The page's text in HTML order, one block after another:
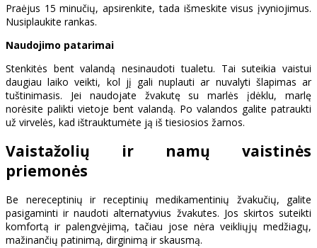
Praėjus 15 minučių, apsirenkite, tada išmeskite visus įvyniojimus.
Nusiplaukite rankas.
Naudojimo patarimai
Stenkitės bent valandą nesinaudoti tualetu. Tai suteikia vaistui
daugiau laiko veikti, kol jį gali nuplauti ar nuvalyti šlapimas ar
tuštinimasis. Jei naudojate žvakutę su marlės įdėklu, marlę
norėsite palikti vietoje bent valandą. Po valandos galite patraukti
už virvelės, kad ištrauktumėte ją iš tiesiosios žarnos.
Vaistažolių ir namų vaistinės
priemonės
Be nereceptinių ir receptinių medikamentinių žvakučių, galite
pasigaminti ir naudoti alternatyvius žvakutes. Jos skirtos suteikti
komfortą ir palengvėjimą, tačiau jose nėra veikliųjų medžiagų,
mažinančių patinimą, dirginimą ir skausmą.